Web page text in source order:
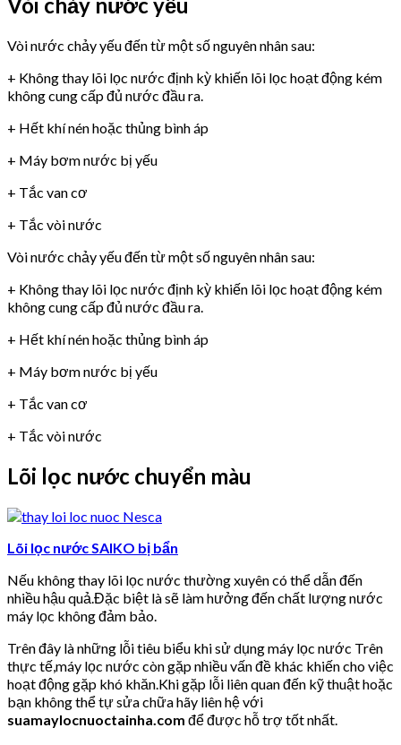
Vòi nước chảy yếu đến từ một số nguyên nhân sau:
+ Không thay lõi lọc nước định kỳ khiến lõi lọc hoạt động kém
không cung cấp đủ nước đầu ra.
+ Hết khí nén hoặc thủng bình áp
+ Máy bơm nước bị yếu
+ Tắc van cơ
+ Tắc vòi nước
Vòi nước chảy yếu đến từ một số nguyên nhân sau:
+ Không thay lõi lọc nước định kỳ khiến lõi lọc hoạt động kém
không cung cấp đủ nước đầu ra.
+ Hết khí nén hoặc thủng bình áp
+ Máy bơm nước bị yếu
+ Tắc van cơ
+ Tắc vòi nước
Lõi lọc nước chuyển màu
Lõi lọc nước SAIKO bị bẩn
Nếu không thay lõi lọc nước thường xuyên có thể dẫn đến
nhiều hậu quả.Đặc biệt là sẽ làm hưởng đến chất lượng nước
máy lọc không đảm bảo.
Trên đây là những lỗi tiêu biểu khi sử dụng máy lọc nước Trên
thực tế,máy lọc nước còn gặp nhiều vấn đề khác khiến cho việc
hoạt động gặp khó khăn.Khi gặp lỗi liên quan đến kỹ thuật hoặc
bạn không thể tự sửa chữa hãy liên hệ với
suamaylocnuoctainha.com để được hỗ trợ tốt nhất.